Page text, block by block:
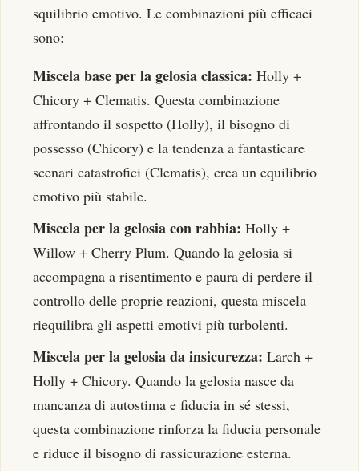
squilibrio emotivo. Le combinazioni più efficaci
sono:
Miscela base per la gelosia classica: Holly +
Chicory + Clematis. Questa combinazione
affrontando il sospetto (Holly), il bisogno di
possesso (Chicory) e la tendenza a fantasticare
scenari catastrofici (Clematis), crea un equilibrio
emotivo più stabile.
Miscela per la gelosia con rabbia: Holly +
Willow + Cherry Plum. Quando la gelosia si
accompagna a risentimento e paura di perdere il
controllo delle proprie reazioni, questa miscela
riequilibra gli aspetti emotivi più turbolenti.
Miscela per la gelosia da insicurezza: Larch +
Holly + Chicory. Quando la gelosia nasce da
mancanza di autostima e fiducia in sé stessi,
questa combinazione rinforza la fiducia personale
e riduce il bisogno di rassicurazione esterna.